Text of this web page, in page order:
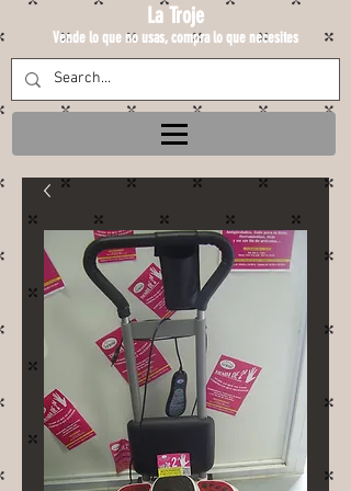
La Troje
Vende lo que no usas, compra lo que necesites